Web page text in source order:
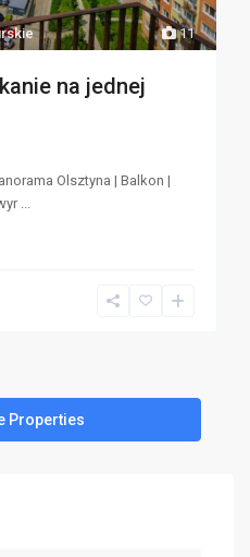
11
na jednej
Olsztyna | Balkon |
...